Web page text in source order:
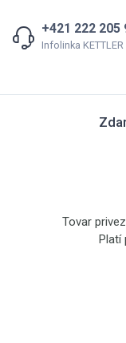
+421 222 205
Infolinka KETTLER
Tovar
Platí